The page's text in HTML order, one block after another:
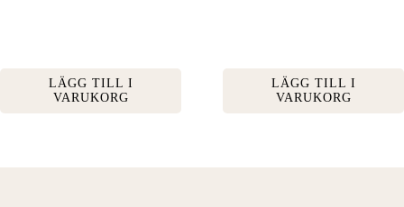
LÄGG TILL I
VARUKORG
LÄGG TILL I
VARUKORG